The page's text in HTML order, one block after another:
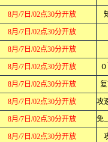
8月/7日/02点30分开放
8月/7日/02点30分开放
8月/7日/02点30分开放
8月/7日/02点30分开放
8月/7日/02点30分开放
8月/7日/02点30分开放
8月/7日/02点30分开放
8月/7日/02点30分开放